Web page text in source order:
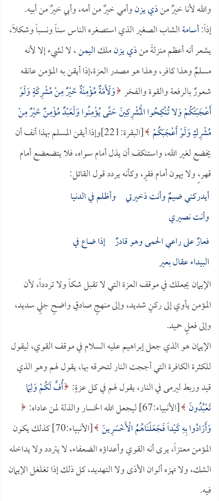
والله لأنا خيرٌ منذي يزنوأمي خيرٌ من أمه، وأبي خيرٌ من أبيه.
إذاً:أسامةالشاب الصغير الذي استصغره الناس سناً ونسباً وشكلاً،
يشعر أنه أعظم منزلةً منذي يزنملكاليمن، لا لشيء إلا لأنه
مسلمٌ وهذا كافر، وهذا هو مصدر العزة،إذا أيقن به المؤمن عانقه
شعورٌ بالرفعة والقوة والفخر وَلَأَمَةٌ مُؤْمِنَةٌ خَيْرٌ مِنْ مُشْرِكَةٍ وَلَوْ
أَعْجَبَتْكُمْ وَلا تُنْكِحُوا الْمُشْرِكِينَ حَتَّى يُؤْمِنُوا وَلَعَبْدٌ مُؤْمِنٌ خَيْرٌ مِنْ
مُشْرِكٍ وَلَوْ أَعْجَبَكُمْ
[البقرة:221]وإذا أيقن المسلم بهذا أنف أن
يخضع لغير الله، واستنكف أن يذل أمام سواه، فلا يتضعضع أمام
قهر،ٍ ولا يهون أمام فقرٍ، وكأنه يردد قول القائل:
أيدركني ضيمٌ وأنت ذخيرتي وأظلم في الدنيا
وأنت نصيري
فعارٌ على راعي الحمى وهو قادرٌ إذا ضاع في
البيداء عقال بعير
الإيمان يجعلك في موقف العزة التي لا تقبل شكاً ولا تردداً، لأن
المؤمن يأوي إلى ركنٍ شديد، وإلى منهجٍ صادقٍ واضحٍ جليٍ سديد،
وإلى فعلٍ حميد.
الإيمان هو الذي جعل إبراهيم عليه السلام في موقف القوي، ليقول
للكثرة الكافرة التي أججت النار لتحرقه بها، يقول لهم وهو الذي
قيد وربط ليرمى في النار، يقول لهم في كل عزةٍ: أُفٍّ لَكُمْ وَلِمَا
تَعْبُدُونَ [الأنبياء:67] ليجعل الله الخسار والذلة لمن عاداه:
وَأَرَادُوا بِهِ كَيْداً فَجَعَلْنَاهُمُ الْأَخْسَرِينَ
[الأنبياء:70] كذلك يكون
المؤمن معتزاً، يرى أنه القوي وأعداؤه الضعفاء، لا يتردد ولا يداخله
الشك، ولا تهزه ألوان الأذى ولا التهديد، كل ذلك إذا تغلغل الإيمان
فيه.